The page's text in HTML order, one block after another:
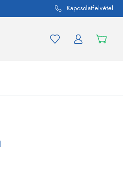
Kapcsolatfelvétel
most